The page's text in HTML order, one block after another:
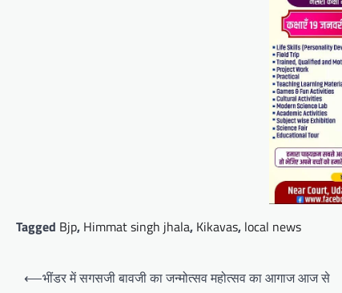
Tagged Bjp, Himmat singh jhala, Kikavas, local news
Post
⟵भींडर में सगसजी बावजी का जन्मोत्सव महोत्सव का आगाज आज से
मुख्यमंत्री का उदयपुर दौरा’मुख्यमंत्री
भजनलाल शर्मा ने उदयपुर जिले को दी
विभिन्न विकास कार्यों की सौगातें’’421
करोड़ रुपये के कार्यों का किया
लोकार्पण एवं शिलान्यास’’महत्वाकांक्षी
जल परियोजनाओं पर हो रहा तेजी से
Mewari Khabar August 2, 2026
ने कहा कि राज्य सरकार ने राजस्थान के विकास का रोडमैप